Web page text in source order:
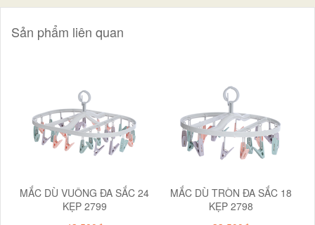
Sản phẩm liên quan
MẮC DÙ VUÔNG ĐA SẮC 24
KẸP 2799
MẮC DÙ TRÒN ĐA SẮC 18
KẸP 2798